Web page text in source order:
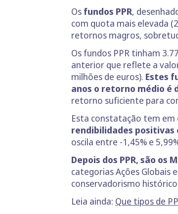
Os fundos PPR,
com quota mais elevada
retornos magros,
Os fundos PPR tinham
anterior que reflete a
milhões de euros). Estes
anos o retorno médio é
retorno suficiente para
Esta constatação tem em
rendibilidades positivas
oscila entre -1,45% e
Depois dos PPR, são
categorias Ações Globais
conservadorismo
Leia ainda: Que tipos de